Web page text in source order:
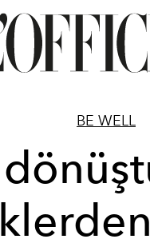
BE WELL